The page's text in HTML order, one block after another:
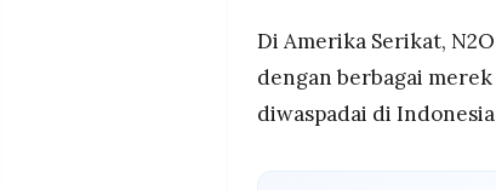
Di Amerika Serikat,
dengan berbagai
diwaspadai di